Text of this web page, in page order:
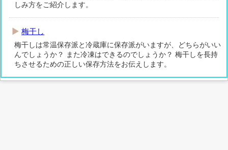
しみ方をご紹介します。
梅干し
梅干しは常温保存派と冷蔵庫に保存派がいますが、どちらがいい
んでしょうか？ また冷凍はできるのでしょうか？ 梅干しを長持
ちさせるための正しい保存方法をお伝えします。